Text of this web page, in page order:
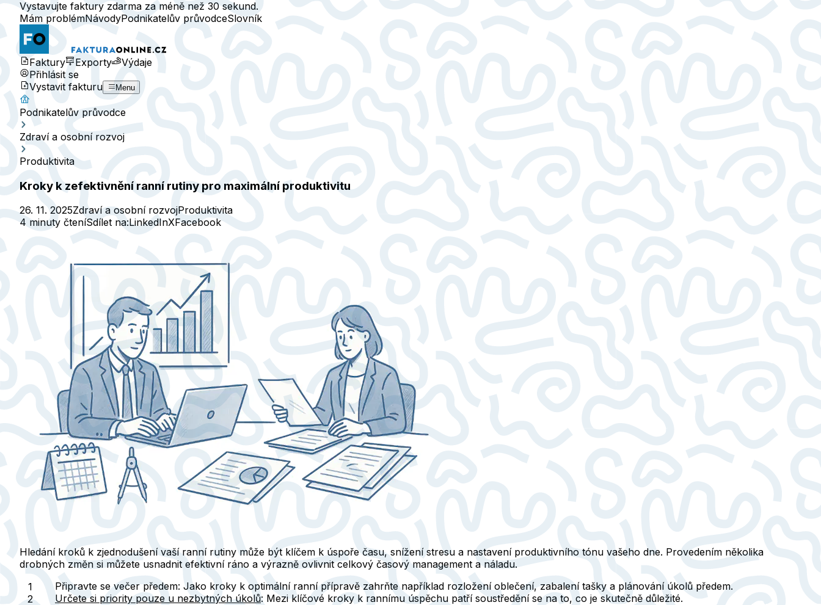
Vystavujte faktury zdarma za méně než 30 sekund.
Mám problémNávodyPodnikatelův průvodceSlovník
Faktury Exporty
Výdaje
Přihlásit se
Vystavit fakturu
Menu
Podnikatelův průvodce
Zdraví a osobní rozvoj
Produktivita
Kroky k zefektivnění ranní rutiny pro maximální produktivitu
26. 11. 2025Zdraví a osobní rozvojProduktivita
4 minuty čteníSdílet na:LinkedInXFacebook
Hledání kroků k zjednodušení vaší ranní rutiny může být klíčem k úspoře času, snížení stresu a nastavení produktivního tónu vašeho dne. Provedením několika
drobných změn si můžete usnadnit efektivní ráno a výrazně ovlivnit celkový časový management a náladu.
Připravte se večer předem: Jako kroky k optimální ranní přípravě zahrňte například rozložení oblečení, zabalení tašky a plánování úkolů předem.
Určete si priority pouze u nezbytných úkolů: Mezi klíčové kroky k rannímu úspěchu patří soustředění se na to, co je skutečně důležité.